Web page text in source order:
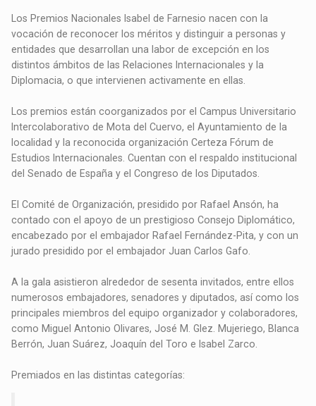
Los Premios Nacionales Isabel de Farnesio nacen con la
vocación de reconocer los méritos y distinguir a personas y
entidades que desarrollan una labor de excepción en los
distintos ámbitos de las Relaciones Internacionales y la
Diplomacia, o que intervienen activamente en ellas.
Los premios están coorganizados por el Campus Universitario
Intercolaborativo de Mota del Cuervo, el Ayuntamiento de la
localidad y la reconocida organización Certeza Fórum de
Estudios Internacionales. Cuentan con el respaldo institucional
del Senado de España y el Congreso de los Diputados.
El Comité de Organización, presidido por Rafael Ansón, ha
contado con el apoyo de un prestigioso Consejo Diplomático,
encabezado por el embajador Rafael Fernández-Pita, y con un
jurado presidido por el embajador Juan Carlos Gafo.
A la gala asistieron alrededor de sesenta invitados, entre ellos
numerosos embajadores, senadores y diputados, así como los
principales miembros del equipo organizador y colaboradores,
como Miguel Antonio Olivares, José M. Glez. Mujeriego, Blanca
Berrón, Juan Suárez, Joaquín del Toro e Isabel Zarco.
Premiados en las distintas categorías: